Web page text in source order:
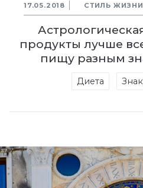
17.05.2018 СТИЛЬ ЖИЗНИ
продукты лучше
пищу разным
Диета